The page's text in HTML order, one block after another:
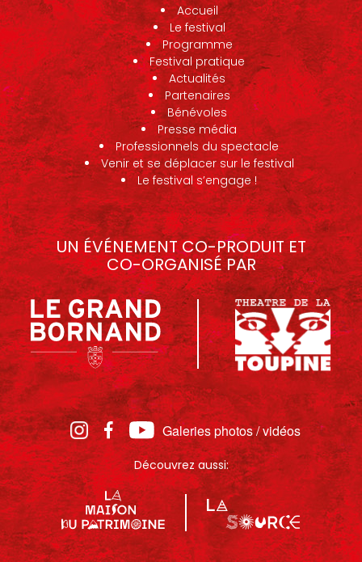
Accueil
Le festival
Programme
Festival pratique
Actualités
Partenaires
Bénévoles
Presse média
Professionnels du spectacle
Venir et se déplacer sur le festival
Le festival s’engage !
UN ÉVÉNEMENT CO-PRODUIT ET
CO-ORGANISÉ PAR
Galeries photos / vidéos
Découvrez aussi: